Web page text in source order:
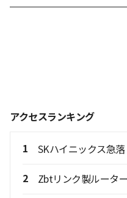
アクセスランキング
1 SKハイニックス急
2 Zbtリンク製ルータ